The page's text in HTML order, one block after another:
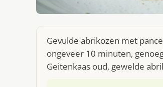
Gevulde abrikozen met
ongeveer 10 minuten,
Geitenkaas oud, gewelde